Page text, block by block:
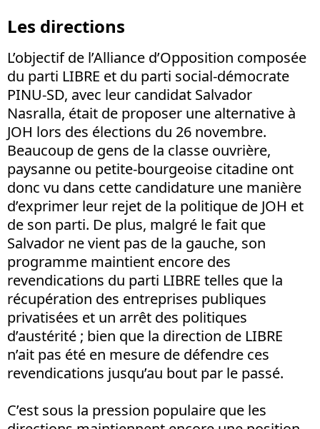
Les directions
L’objectif de l’Alliance d’Opposition composée
du parti LIBRE et du parti social-démocrate
PINU-SD, avec leur candidat Salvador
Nasralla, était de proposer une alternative à
JOH lors des élections du 26 novembre.
Beaucoup de gens de la classe ouvrière,
paysanne ou petite-bourgeoise citadine ont
donc vu dans cette candidature une manière
d’exprimer leur rejet de la politique de JOH et
de son parti. De plus, malgré le fait que
Salvador ne vient pas de la gauche, son
programme maintient encore des
revendications du parti LIBRE telles que la
récupération des entreprises publiques
privatisées et un arrêt des politiques
d’austérité ; bien que la direction de LIBRE
n’ait pas été en mesure de défendre ces
revendications jusqu’au bout par le passé.
C’est sous la pression populaire que les